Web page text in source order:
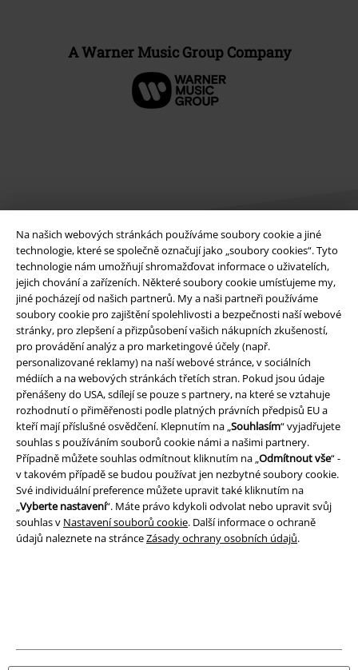
Na našich webových stránkách používáme soubory cookie a jiné
technologie, které se společně označují jako „soubory cookies“. Tyto
technologie nám umožňují shromažďovat informace o uživatelích,
jejich chování a zařízeních. Některé soubory cookie umísťujeme my,
jiné pocházejí od našich partnerů. My a naši partneři používáme
soubory cookie pro zajištění spolehlivosti a bezpečnosti naší webové
stránky, pro zlepšení a přizpůsobení vašich nákupních zkušeností,
pro provádění analýz a pro marketingové účely (např.
personalizované reklamy) na naší webové stránce, v sociálních
médiích a na webových stránkách třetích stran. Pokud jsou údaje
přenášeny do USA, sdílejí se pouze s partnery, na které se vztahuje
rozhodnutí o přiměřenosti podle platných právních předpisů EU a
kteří mají příslušné osvědčení. Klepnutím na „Souhlasím“ vyjadřujete
souhlas s používáním souborů cookie námi a našimi partnery.
Případně můžete souhlas odmítnout kliknutím na „Odmítnout vše“ -
v takovém případě se budou používat jen nezbytné soubory cookie.
Své individuální preference můžete upravit také kliknutím na
„Vyberte nastavení“. Máte právo kdykoli odvolat nebo upravit svůj
souhlas v Nastavení souborů cookie. Další informace o ochraně
údajů naleznete na stránceZásady ochrany osobních údajů.
A Warner Music Group Company
Právní informace
Podmínky
Prohlášení
Ochrana osobních údajů
Likvidace odpadu a ochrana životního prostředí
Prohlášení o shodě
Informace o přístupnosti
Nastavení souborů cookie